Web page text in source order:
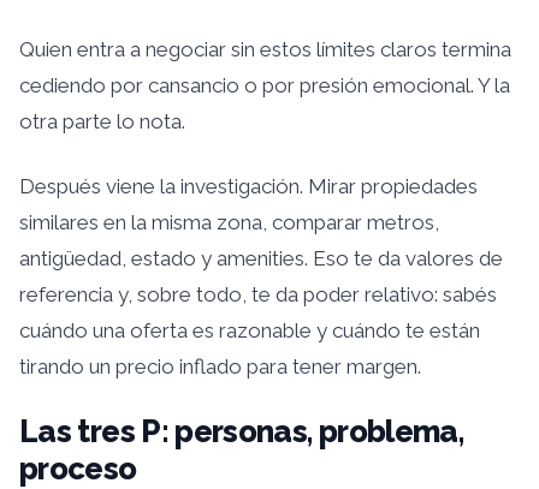
Quien entra a negociar sin estos límites claros termina
cediendo por cansancio o por presión emocional. Y la
otra parte lo nota.
Después viene la investigación. Mirar propiedades
similares en la misma zona, comparar metros,
antigüedad, estado y amenities. Eso te da valores de
referencia y, sobre todo, te da poder relativo: sabés
cuándo una oferta es razonable y cuándo te están
tirando un precio inflado para tener margen.
Las tres P: personas, problema,
proceso